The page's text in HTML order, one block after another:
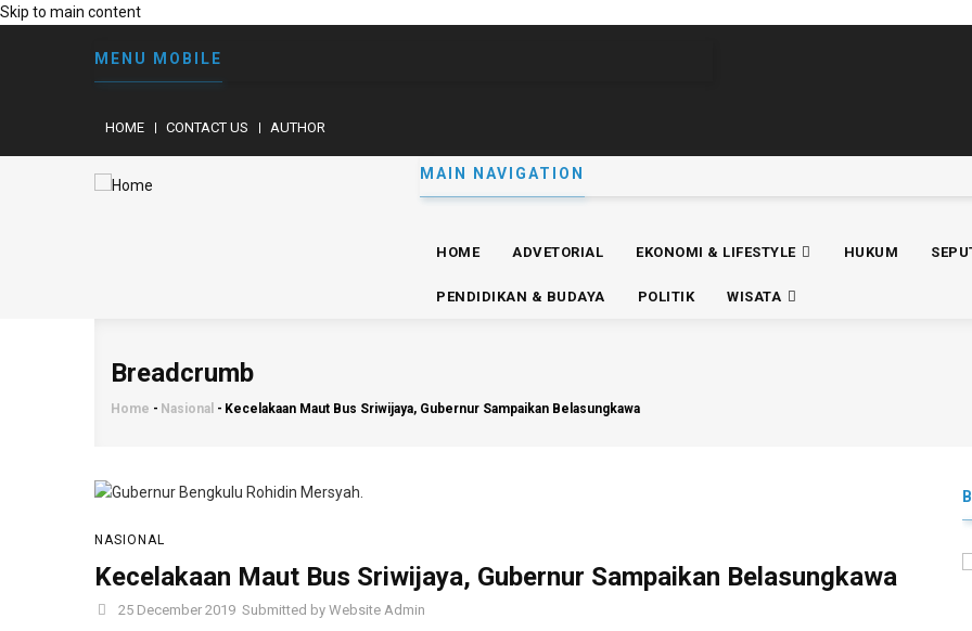
Skip to main content
MENU MOBILE
HOME CONTACT US AUTHOR
MAIN NAVIGATION
HOME ADVETORIAL EKONOMI & LIFESTYLE HUKUM
PENDIDIKAN & BUDAYA POLITIK WISATA
Breadcrumb
Home - Nasional - Kecelakaan Maut Bus Sriwijaya, Gubernur Sampaikan Belasungkawa
NASIONAL
Kecelakaan Maut Bus Sriwijaya, Gubernur Sampaikan Belasungkawa
25 December 2019 Submitted by Website Admin